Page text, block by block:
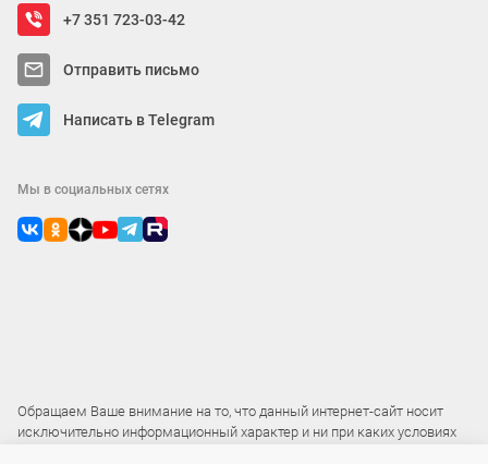
+7 351 723-03-42
Отправить письмо
Написать в Telegram
Мы в социальных сетях
Обращаем Ваше внимание на то, что данный интернет-сайт носит
исключительно информационный характер и ни при каких условиях